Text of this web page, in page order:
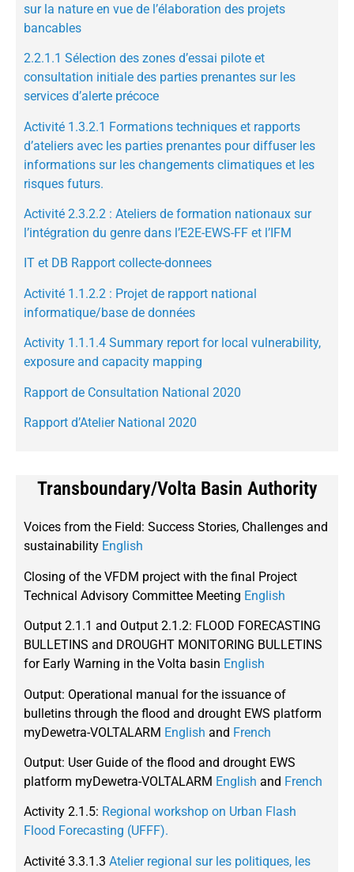
sur la nature en vue de l’élaboration des projets
bancables
2.2.1.1 Sélection des zones d’essai pilote et
consultation initiale des parties prenantes sur les
services d’alerte précoce
Activité 1.3.2.1 Formations techniques et rapports
d’ateliers avec les parties prenantes pour diffuser les
informations sur les changements climatiques et les
risques futurs.
Activité 2.3.2.2 : Ateliers de formation nationaux sur
l’intégration du genre dans l’E2E-EWS-FF et l’IFM
IT et DB Rapport collecte-donnees
Activité 1.1.2.2 : Projet de rapport national
informatique/base de données
Activity 1.1.1.4 Summary report for local vulnerability,
exposure and capacity mapping
Rapport de Consultation National 2020
Rapport d’Atelier National 2020
Transboundary/Volta Basin Authority
Voices from the Field: Success Stories, Challenges and
sustainability English
Closing of the VFDM project with the final Project
Technical Advisory Committee Meeting English
Output 2.1.1 and Output 2.1.2: FLOOD FORECASTING
BULLETINS and DROUGHT MONITORING BULLETINS
for Early Warning in the Volta basin English
Output: Operational manual for the issuance of
bulletins through the flood and drought EWS platform
myDewetra-VOLTALARM English and French
Output: User Guide of the flood and drought EWS
platform myDewetra-VOLTALARM English and French
Activity 2.1.5: Regional workshop on Urban Flash
Flood Forecasting (UFFF).
Activité 3.3.1.3 Atelier regional sur les politiques, les